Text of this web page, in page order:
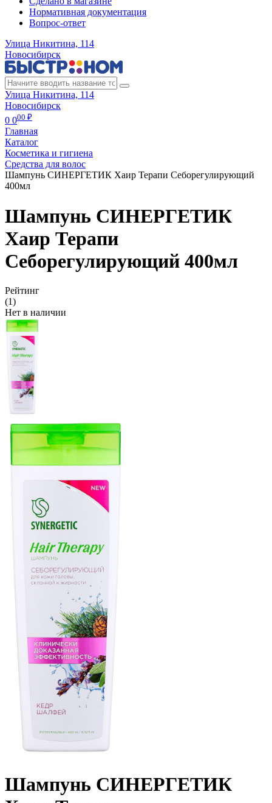
Нормативная документация
Вопрос-ответ
Улица Никитина, 114
Новосибирск
Улица Никитина, 114
Новосибирск
0 000 ₽
Главная
Каталог
Косметика и гигиена
Средства для волос
Шампунь СИНЕРГЕТИК Хаир Терапи Себорегулирующий
400мл
Шампунь СИНЕРГЕТИК
Хаир Терапи
Себорегулирующий 400мл
Рейтинг
(1)
Нет в наличии
Шампунь СИНЕРГЕТИК